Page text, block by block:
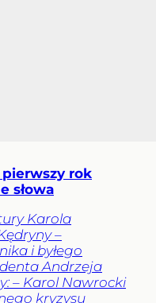
pierwszy rok
słowa
Karola
–
i byłego
Andrzeja
– Karol Nawrocki
kryzysu